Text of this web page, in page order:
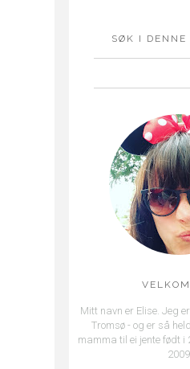
SØK I DENNE
Mitt navn er Elise. Jeg
Tromsø - og er så
mamma til ei jente født i